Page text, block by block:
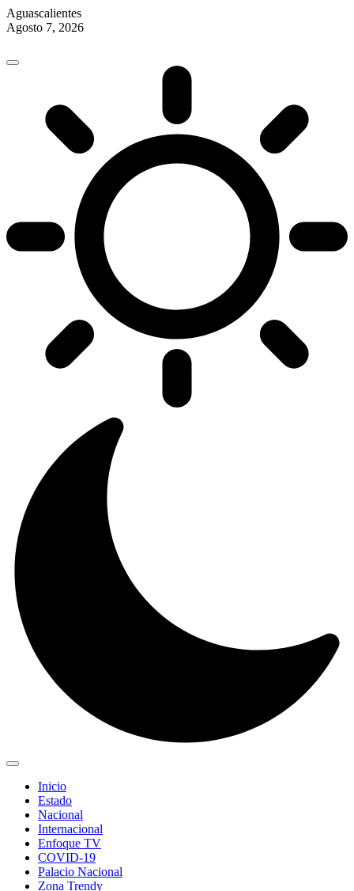
Aguascalientes
Agosto 7, 2026
content
Inicio
Estado
Nacional
Internacional
Enfoque TV
COVID-19
Palacio Nacional
Zona Trendy